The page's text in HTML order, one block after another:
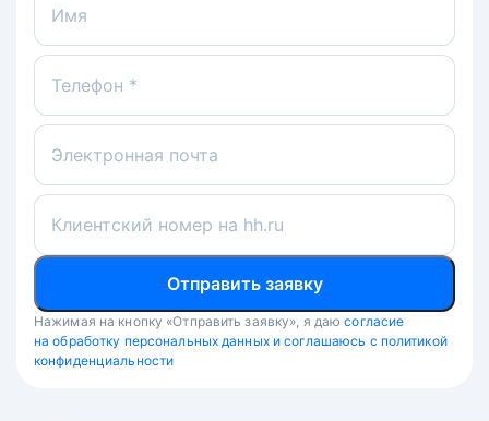
Имя
Телефон *
Электронная почта
Клиентский номер на hh.ru
Отправить заявку
Нажимая на кнопку «Отправить заявку», я даю согласие
на обработку персональных данных и соглашаюсь с политикой
конфиденциальности